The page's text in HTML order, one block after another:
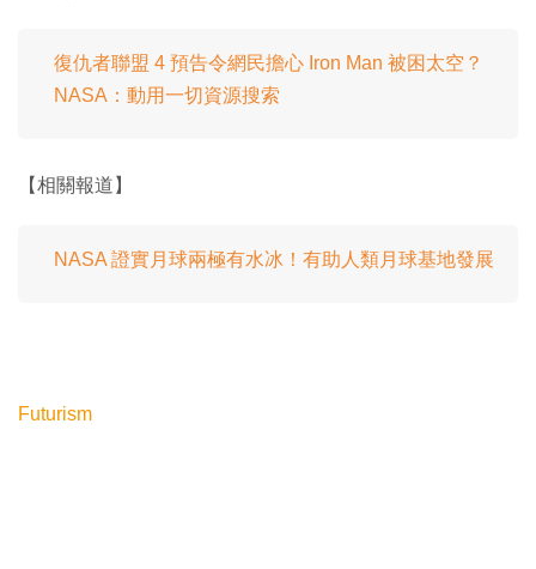
復仇者聯盟 4 預告令網民擔心 Iron Man 被困太空？
NASA：動用一切資源搜索
【相關報道】
NASA 證實月球兩極有水冰！有助人類月球基地發展
Futurism